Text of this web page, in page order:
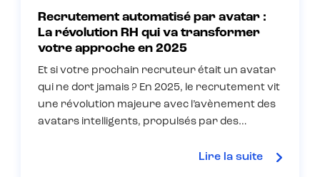
Recrutement automatisé par avatar :
La révolution RH qui va transformer
votre approche en 2025
Et si votre prochain recruteur était un avatar
qui ne dort jamais ? En 2025, le recrutement vit
une révolution majeure avec l’avènement des
avatars intelligents, propulsés par des…
Lire la suite